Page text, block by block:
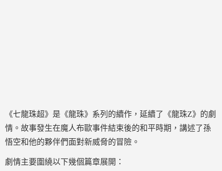
《七龍珠超》是《龍珠》系列的續作，延續了《龍珠Z》的劇
情。故事發生在魔人布歐事件結束後的和平時期，講述了孫
悟空和他的夥伴們面對新威脅的冒險。
劇情主要圍繞以下幾個篇章展開：